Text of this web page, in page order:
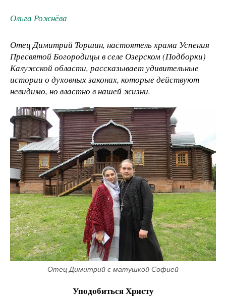
Ольга Рожнёва
Отец Димитрий Торшин, настоятель храма Успения
Пресвятой Богородицы в селе Озерском (Подборки)
Калужской области, рассказывает удивительные
истории о духовных законах, которые действуют
невидимо, но властно в нашей жизни.
Отец Димитрий с матушкой Софией
Уподобиться Христу